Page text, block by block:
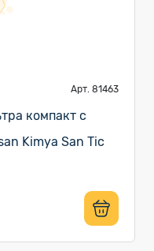
Арт. 81463
компакт с
Kimya San Tic